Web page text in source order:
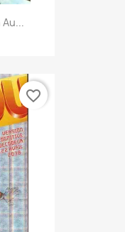
favorite_border